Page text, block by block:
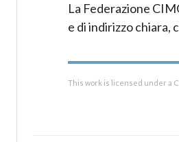
La Federazione
e di indirizzo chiara,
This work is licensed under a